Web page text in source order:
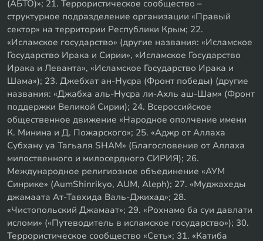
(АБТО)»; 21. Террористическое сообщество –
структурное подразделение организации «Правый
сектор» на территории Республики Крым; 22.
«Исламское государство» (другие названия: «Исламское
Государство Ирака и Сирии», «Исламское Государство
Ирака и Леванта», «Исламское Государство Ирака и
Шама»); 23. Джебхат ан-Нусра (Фронт победы) (другие
названия: «Джабха аль-Нусра ли-Ахль аш-Шам» (Фронт
поддержки Великой Сирии); 24. Всероссийское
общественное движение «Народное ополчение имени
К. Минина и Д. Пожарского»; 25. «Аджр от Аллаха
Субхану уа Тагьаля SHAM» (Благословение от Аллаха
милоственного и милосердного СИРИЯ); 26.
Международное религиозное объединение «АУМ
Синрике» (AumShinrikyo, AUM, Aleph); 27. «Муджахеды
джамаата Ат-Тавхида Валь-Джихад»; 28.
«Чистопольский Джамаат»; 29. «Рохнамо ба суи давлати
исломи» («Путеводитель в исламское государство»); 30.
Террористическое сообщество «Сеть»; 31. «Катиба